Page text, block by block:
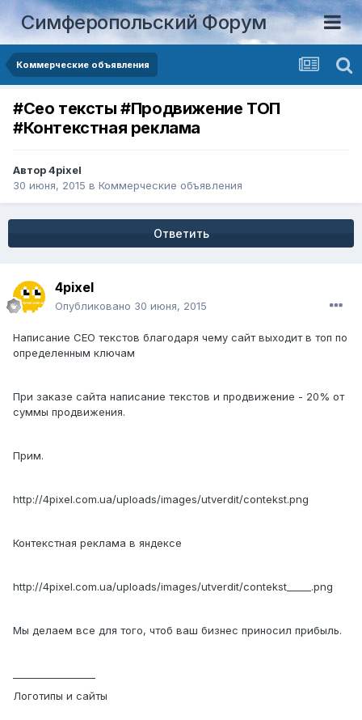
Симферопольский Форум
Коммерческие объявления
#Сео тексты #Продвижение ТОП
#Контекстная реклама
Автор4pixel
30 июня, 2015 в Коммерческие объявления
Ответить
4pixel
Опубликовано 30 июня, 2015
Написание СЕО текстов благодаря чему сайт выходит в топ по
определенным ключам
При заказе сайта написание текстов и продвижение - 20% от
суммы продвижения.
Прим.
http://4pixel.com.ua/uploads/images/utverdit/contekst.png
Контекстная реклама в яндексе
http://4pixel.com.ua/uploads/images/utverdit/contekst_____.png
Мы делаем все для того, чтоб ваш бизнес приносил прибыль.
Логотипы и сайты